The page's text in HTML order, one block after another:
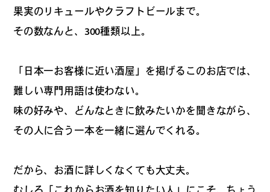
#この車と暮らす理由
#日帰り遠足
果実のリキュールやクラフトビールまで。
その数なんと、300種類以上。
「日本一お客様に近い酒屋」を掲げるこのお店では、
難しい専門用語は使わない。
味の好みや、どんなときに飲みたいかを聞きながら、
その人に合う一本を一緒に選んでくれる。
だから、お酒に詳しくなくても大丈夫。